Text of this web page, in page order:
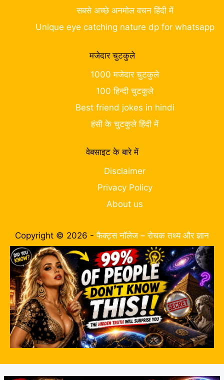
सबसे अच्छे अनमोल वचन हिंदी में
Unique eye catching nature dp for whatsapp
मजेदार चुटकुले
1000 मजेदार चुटकुले
100 हिन्दी चुटकुले
Best friend jokes in hindi
हंसी के चुटकुले हिंदी में
वेबसाइट के बारे में
Disclaimer
Privacy Policy
About us
Copyright © 2026 -फैक्ट्स नॉलेज – रोचक तथ्य और ज्ञान